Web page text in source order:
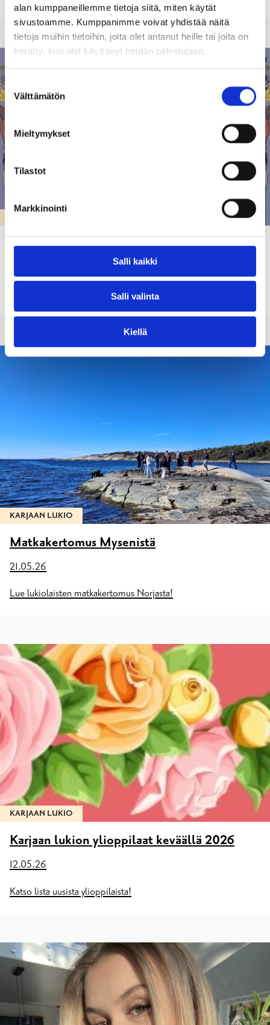
alan kumppaneillemme tietoja siitä, miten käytät
sivustoamme. Kumppanimme voivat yhdistää näitä
tietoja muihin tietoihin, joita olet antanut heille tai joita on
kerätty, kun olet käyttänyt heidän palvelujaan.
Suostumuksen
valinta
Välttämätön
Mieltymykset
Tilastot
Markkinointi
Salli kaikki
Salli valinta
Kiellä
Karjaan lukion kevätjuhla 2026
KARJAAN LUKIO
Matkakertomus Mysenistä
21.05.26
Lue lukiolaisten matkakertomus Norjasta!
KARJAAN LUKIO
Karjaan lukion ylioppilaat keväällä 2026
12.05.26
Katso lista uusista ylioppilaista!